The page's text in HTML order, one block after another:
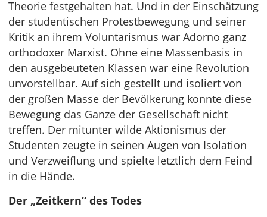
Theorie festgehalten hat. Und in der Einschätzung
der studentischen Protestbewegung und seiner
Kritik an ihrem Voluntarismus war Adorno ganz
orthodoxer Marxist. Ohne eine Massenbasis in
den ausgebeuteten Klassen war eine Revolution
unvorstellbar. Auf sich gestellt und isoliert von
der großen Masse der Bevölkerung konnte diese
Bewegung das Ganze der Gesellschaft nicht
treffen. Der mitunter wilde Aktionismus der
Studenten zeugte in seinen Augen von Isolation
und Verzweiflung und spielte letztlich dem Feind
in die Hände.
Der „Zeitkern“ des Todes